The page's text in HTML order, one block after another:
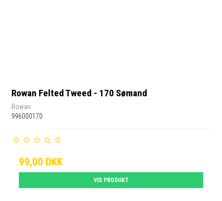
Rowan Felted Tweed - 170 Sømand
Rowan
996000170
99,00 DKK
VIS PRODUKT